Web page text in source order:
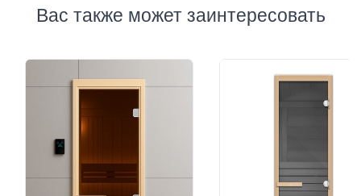
Вас также может заинтересовать